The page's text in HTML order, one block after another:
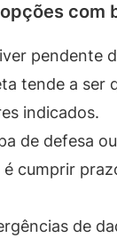
com
pendente
tende a ser
indicados.
de defesa
cumprir
de